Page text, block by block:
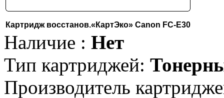
Картридж восстанов.«КартЭко» Canon FC-E30
Наличие : Нет
Тип картриджей:
Производитель